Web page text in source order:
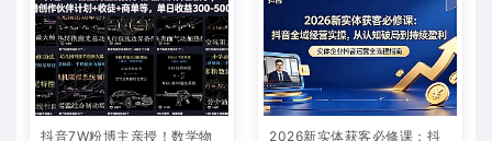
抖音7W粉博主亲授！数学物
2026新实体获客必修课：抖